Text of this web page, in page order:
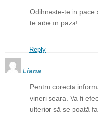
Odihneste-te in pace
te aibe în pază!
Reply
Liana
Pentru corecta
vineri seara. Va fi
ulterior să se poată